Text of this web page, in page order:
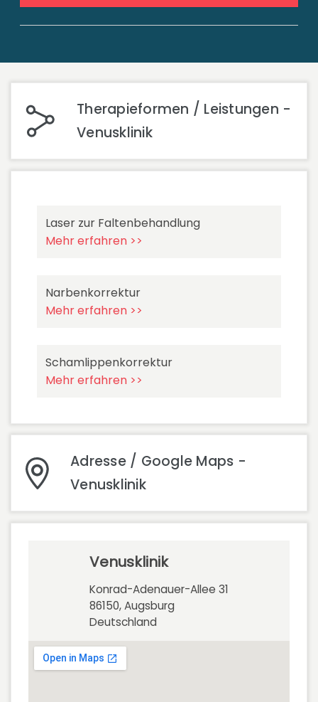
Therapieformen / Leistungen -
Venusklinik
Laser zur Faltenbehandlung
Mehr erfahren >>
Narbenkorrektur
Mehr erfahren >>
Schamlippenkorrektur
Mehr erfahren >>
Adresse / Google Maps -
Venusklinik
Venusklinik
Konrad-Adenauer-Allee 31
86150, Augsburg
Deutschland